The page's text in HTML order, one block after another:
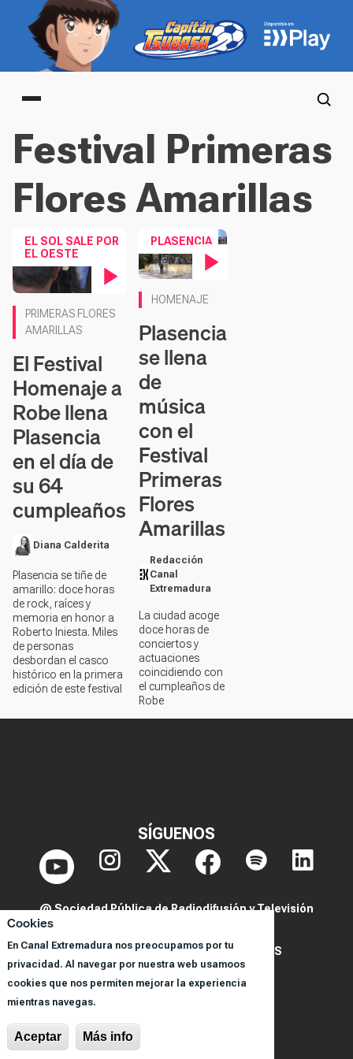
Cookies
En Canal Extremadura nos preocupamos por tu
privacidad. Al navegar por nuestra web usamoos
cookies que nos permiten mejorar la experiencia
mientras navegas.
Aceptar Más info
Main menu
Festival Primeras
Flores Amarillas
EL SOL SALE POR
EL OESTE
PRIMERAS FLORES
AMARILLAS
El Festival
Homenaje a
Robe llena
Plasencia
en el día de
su 64
cumpleaños
Diana Calderita
Plasencia se tiñe de
amarillo: doce horas
de rock, raíces y
memoria en honor a
Roberto Iniesta. Miles
de personas
desbordan el casco
histórico en la primera
edición de este festival
PLASENCIA
HOMENAJE
Plasencia
se llena
de
música
con el
Festival
Primeras
Flores
Amarillas
Redacción
Canal
Extremadura
La ciudad acoge
doce horas de
conciertos y
actuaciones
coincidiendo con
el cumpleaños de
Robe
SÍGUENOS
@ Sociedad Pública de Radiodifusión y Televisión
POLITICA DE PRIVACIDAD Y COOKIES